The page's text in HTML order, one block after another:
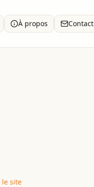
À propos Contact
le site